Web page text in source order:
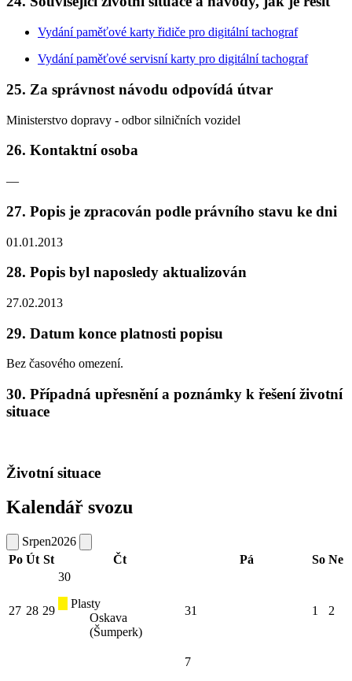
Vydání paměťové karty řidiče pro digitální tachograf
Vydání paměťové servisní karty pro digitální tachograf
25. Za správnost návodu odpovídá útvar
Ministerstvo dopravy - odbor silničních vozidel
26. Kontaktní osoba
—
27. Popis je zpracován podle právního stavu ke dni
01.01.2013
28. Popis byl naposledy aktualizován
27.02.2013
29. Datum konce platnosti popisu
Bez časového omezení.
30. Případná upřesnění a poznámky k řešení životní
situace
Životní situace
Kalendář svozu
Srpen2026
Po Út St Čt Pá So Ne
27 28 29
30
Plasty
Oskava
(Šumperk)
31 1 2
7